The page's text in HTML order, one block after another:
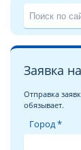
Отдых в
пляжи
и улыбки
на
плавно
Загадочный
Мы хотели бы
Заявка
Отправка
обязывает.
Город *